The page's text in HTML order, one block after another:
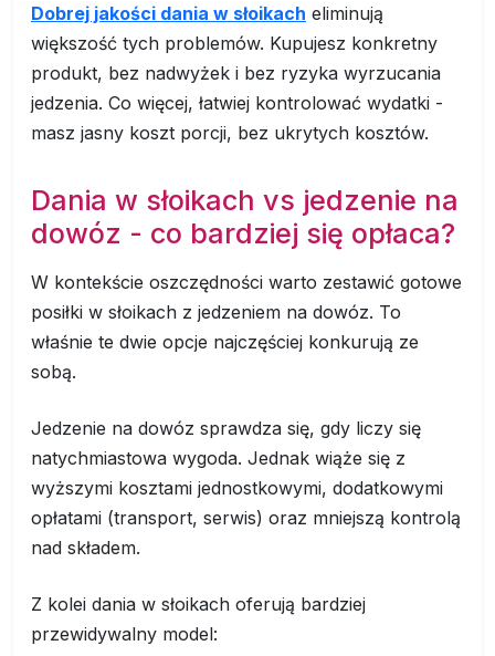
Dobrej jakości dania w słoikach eliminują
większość tych problemów. Kupujesz konkretny
produkt, bez nadwyżek i bez ryzyka wyrzucania
jedzenia. Co więcej, łatwiej kontrolować wydatki -
masz jasny koszt porcji, bez ukrytych kosztów.
Dania w słoikach vs jedzenie na
dowóz - co bardziej się opłaca?
W kontekście oszczędności warto zestawić gotowe
posiłki w słoikach z jedzeniem na dowóz. To
właśnie te dwie opcje najczęściej konkurują ze
sobą.
Jedzenie na dowóz sprawdza się, gdy liczy się
natychmiastowa wygoda. Jednak wiąże się z
wyższymi kosztami jednostkowymi, dodatkowymi
opłatami (transport, serwis) oraz mniejszą kontrolą
nad składem.
Z kolei dania w słoikach oferują bardziej
przewidywalny model: